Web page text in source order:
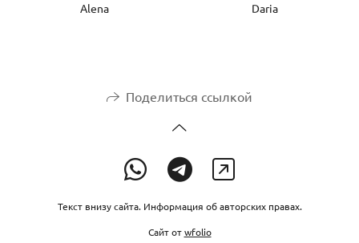
Alena Daria
Поделиться ссылкой
Текст внизу сайта. Информация об авторских правах.
Сайт отwfolio